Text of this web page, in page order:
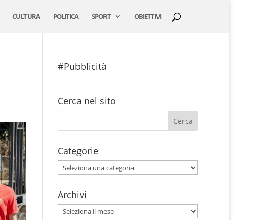
CULTURA POLITICA SPORT OBIETTIVI
#Pubblicità
Cerca nel sito
Categorie
Categorie
Archivi
Archivi